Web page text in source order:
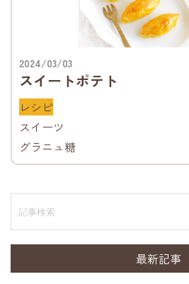
2024/03/03
スイートポテト
レシピ
スイーツ
グラニュ糖
記
事
検
索
最新記事